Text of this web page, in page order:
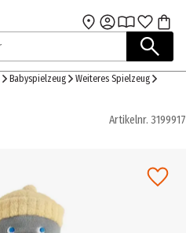
Zum Hauptinhalt
Babyspielzeug
Weiteres Spielzeug
Artikelnr. 3199917